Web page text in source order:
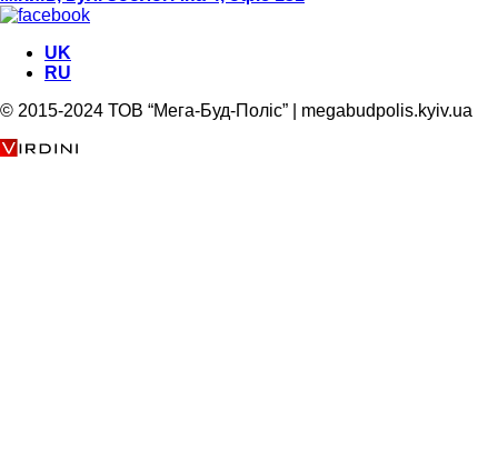
UK
RU
© 2015-2024 ТОВ “Мега-Буд-Поліс” | megabudpolis.kyiv.ua